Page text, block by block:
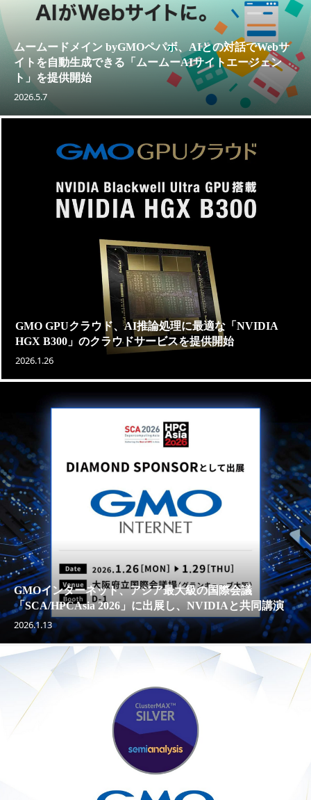
ムームードメイン byGMOペパボ、AIとの対話でWebサ
イトを自動生成できる「ムームーAIサイトエージェン
ト」を提供開始
2026.5.7
GMO GPUクラウド、AI推論処理に最適な「NVIDIA
HGX B300」のクラウドサービスを提供開始
2026.1.26
GMOインターネット、アジア最大級の国際会議
「SCA/HPCAsia 2026」に出展し、NVIDIAと共同講演
2026.1.13